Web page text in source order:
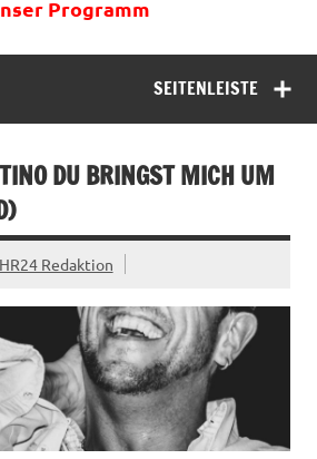
Programm
SEITENLEISTE
DU BRINGST MICH UM
Redaktion